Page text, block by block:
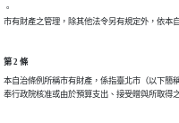
。
市有財產之管理，除其他法令另有規定外，依本
第 2 條
本自治條例所稱市有財產，係指臺北市（以下簡
奉行政院核准或由於預算支出、接受贈與所取得